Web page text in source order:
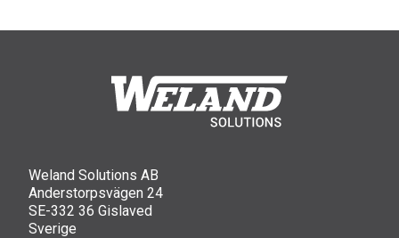
Weland Solutions AB
Anderstorpsvägen 24
SE-332 36 Gislaved
Sverige